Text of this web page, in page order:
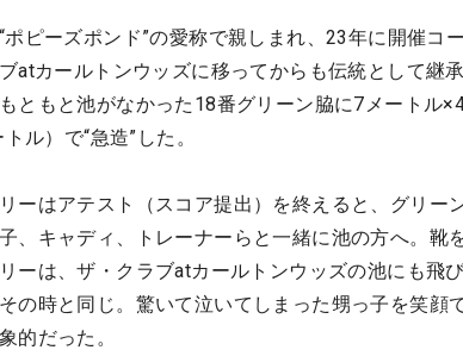
ポピーズポンド”の愛称で親しまれ、23年に開催コ
atカールトンウッズに移ってからも伝統として継
ともと池がなかった18番グリーン脇に7メートル
ル）で“急造”した。
ーはアテスト（スコア提出）を終えると、グリー
、キャディ、トレーナーらと一緒に池の方へ。靴
ーは、ザ・クラブatカールトンウッズの池にも飛
の時と同じ。驚いて泣いてしまった甥っ子を笑顔
的だった。